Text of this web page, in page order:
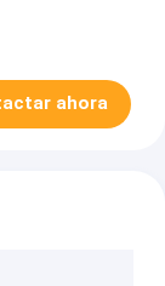
ahora